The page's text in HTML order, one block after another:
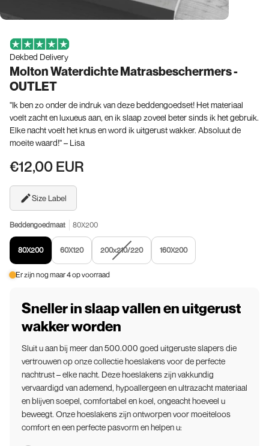
Dekbed Delivery
Molton Waterdichte Matrasbeschermers -
OUTLET
"Ik ben zo onder de indruk van deze beddengoedset! Het materiaal
voelt zacht en luxueus aan, en ik slaap zoveel beter sinds ik het gebruik.
Elke nacht voelt het knus en word ik uitgerust wakker. Absoluut de
moeite waard!" – Lisa
€12,00 EUR
Size Label
Beddengoedmaat 80X200
80X200 60X120 200x210/220
Variant
uitverkocht
160X200
Er zijn nog maar 4 op voorraad
Sneller in slaap vallen en uitgerust
wakker worden
Sluit u aan bij meer dan 500.000 goed uitgeruste slapers die
vertrouwen op onze collectie hoeslakens voor de perfecte
nachtrust – elke nacht. Deze hoeslakens zijn vakkundig
vervaardigd van ademend, hypoallergeen en ultrazacht materiaal
en blijven soepel, comfortabel en koel, ongeacht hoeveel u
beweegt. Onze hoeslakens zijn ontworpen voor moeiteloos
comfort en een perfecte pasvorm en helpen u: